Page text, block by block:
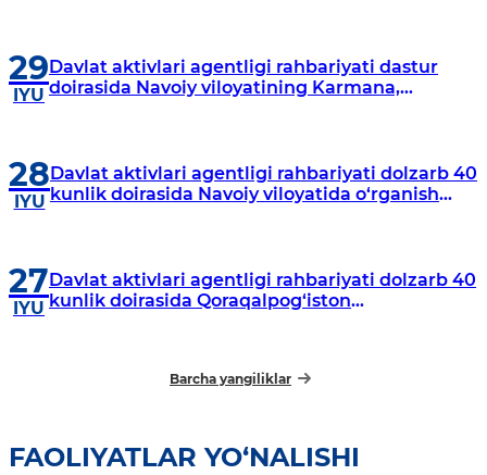
29
IYU
Davlat aktivlari agentligi rahbariyati dastur
doirasida Navoiy viloyatining Karmana,
28
IYU
Davlat aktivlari agentligi rahbariyati dolzarb 40
kunlik doirasida Navoiy viloyatida o‘rganish
27
IYU
Davlat aktivlari agentligi rahbariyati dolzarb 40
kunlik doirasida Qoraqalpog‘iston
Barcha yangiliklar
FAOLIYATLAR YO‘NALISHI